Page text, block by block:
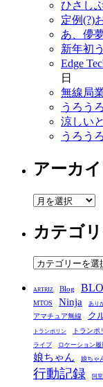
ひさし
定例(?)
あ、儚
新年初
Edge
日
無線局
うろう
涼しい
うろう
アーカ
ア
カ
イ
ブ
カテゴ
カ
ゴ
リ
ー
ARTRIZ Blog
MTOS
Ninja あり
アマチュア無線 ク
トランポリン トランポ
ライブ ロケーション履
娘ちゃん 娘ちゃ
行動記録 阿